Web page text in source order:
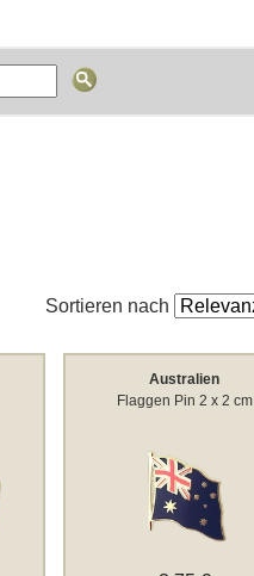
Sortieren nach
Australien
Flaggen Pin 2 x 2 cm